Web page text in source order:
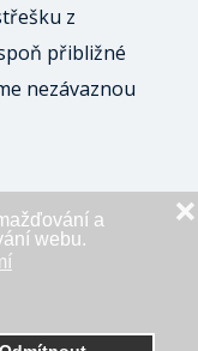
a
webu.
❌
z
přibližné
nezávaznou